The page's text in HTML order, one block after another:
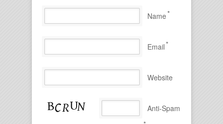
Name*
Email*
Website
Anti-Spam